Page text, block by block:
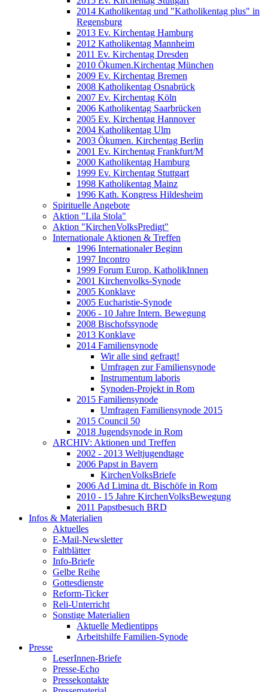
2014 Katholikentag und "Katholikentag plus" in
Regensburg
2013 Ev. Kirchentag Hamburg
2012 Katholikentag Mannheim
2011 Ev. Kirchentag Dresden
2010 Ökumen.Kirchentag München
2009 Ev. Kirchentag Bremen
2008 Katholikentag Osnabrück
2007 Ev. Kirchentag Köln
2006 Katholikentag Saarbrücken
2005 Ev. Kirchentag Hannover
2004 Katholikentag Ulm
2003 Ökumen. Kirchentag Berlin
2001 Ev. Kirchentag Frankfurt/M
2000 Katholikentag Hamburg
1999 Ev. Kirchentag Stuttgart
1998 Katholikentag Mainz
1996 Kath. Kongress Hildesheim
Spirituelle Angebote
Aktion "Lila Stola"
Aktion "KirchenVolksPredigt"
Internationale Aktionen & Treffen
1996 Internationaler Beginn
1997 Incontro
1999 Forum Europ. KatholikInnen
2001 Kirchenvolks-Synode
2005 Konklave
2005 Eucharistie-Synode
2006 - 10 Jahre Intern. Bewegung
2008 Bischofssynode
2013 Konklave
2014 Familiensynode
Wir alle sind gefragt!
Umfragen zur Familiensynode
Instrumentum laboris
Synoden-Projekt in Rom
2015 Familiensynode
Umfragen Familiensynode 2015
2015 Council 50
2018 Jugendsynode in Rom
ARCHIV: Aktionen und Treffen
2002 - 2013 Weltjugendtage
2006 Papst in Bayern
KirchenVolksBriefe
2006 Ad Limina dt. Bischöfe in Rom
2010 - 15 Jahre KirchenVolksBewegung
2011 Papstbesuch BRD
Infos & Materialien
Aktuelles
E-Mail-Newsletter
Faltblätter
Info-Briefe
Gelbe Reihe
Gottesdienste
Reform-Ticker
Reli-Unterricht
Sonstige Materialien
Aktuelle Medientipps
Arbeitshilfe Familien-Synode
Presse
LeserInnen-Briefe
Presse-Echo
Pressekontakte